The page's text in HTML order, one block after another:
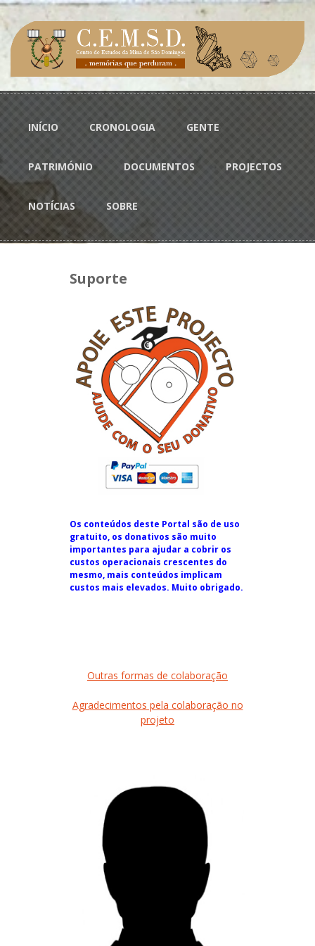
Passar para o conteúdo principal
Menu principal
INÍCIO CRONOLOGIA GENTE
PATRIMÓNIO DOCUMENTOS PROJECTOS
NOTÍCIAS SOBRE
Suporte
Os conteúdos deste Portal são de uso
gratuito, os donativos são muito
importantes para ajudar a cobrir os
custos operacionais crescentes do
mesmo, mais conteúdos implicam
custos mais elevados. Muito obrigado.
Outras formas de colaboração
Agradecimentos pela colaboração no
projeto